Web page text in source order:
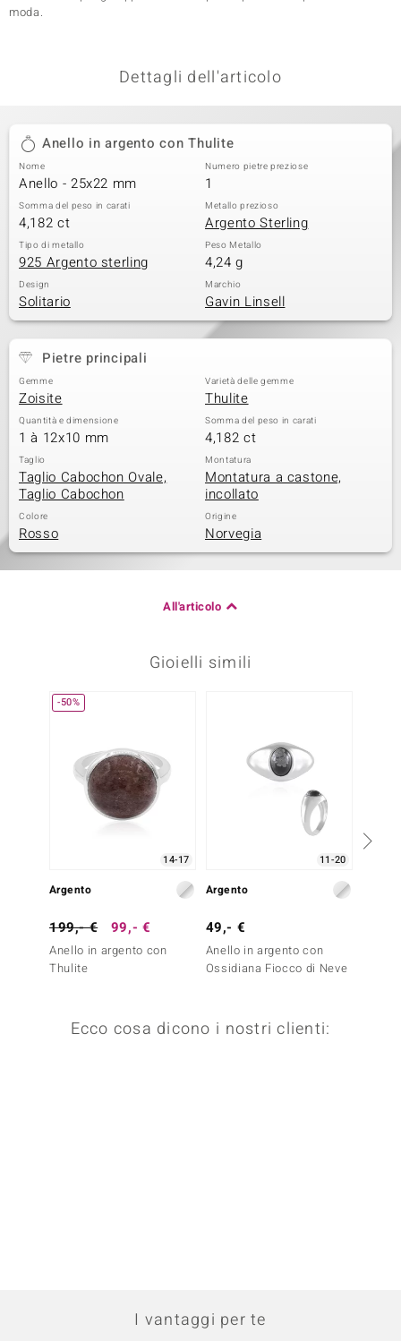
moda.
Dettagli dell'articolo
Anello in argento con Thulite
Nome
Anello - 25x22 mm
Numero pietre preziose
1
Somma del peso in carati
4,182 ct
Metallo prezioso
Argento Sterling
Tipo di metallo
925 Argento sterling
Peso Metallo
4,24 g
Design
Solitario
Marchio
Gavin Linsell
Pietre principali
Gemme
Zoisite
Varietà delle gemme
Thulite
Quantità e dimensione
1 à 12x10 mm
Somma del peso in carati
4,182 ct
Taglio
Taglio Cabochon Ovale,
Taglio Cabochon
Montatura
Montatura a castone,
incollato
Colore
Rosso
Origine
Norvegia
All'articolo
Gioielli simili
-50%
14-17
Argento
199,- € 99,- €
Anello in argento con
Thulite
11-20
Argento
49,- €
Anello in argento con
Ossidiana Fiocco di Neve
Ecco cosa dicono i nostri clienti:
I vantaggi per te